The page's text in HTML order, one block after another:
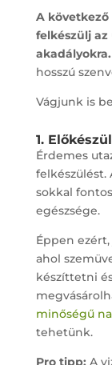
A
felkészülj az
akadályokra.
hosszú
Vágjunk is
1.
Érdemes
felkészülést.
sokkal
egészsége.
Éppen
ahol
készíttetni
minőségű
tehetünk.
Pro tipp: A